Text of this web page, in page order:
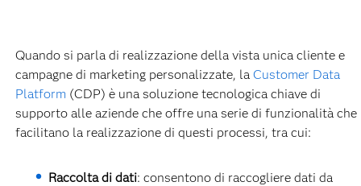
Quando si parla di realizzazione della vista unica cliente e
campagne di marketing personalizzate, la Customer Data
Platform (CDP) è una soluzione tecnologica chiave di
supporto alle aziende che offre una serie di funzionalità che
facilitano la realizzazione di questi processi, tra cui:
Raccolta di dati: consentono di raccogliere dati da